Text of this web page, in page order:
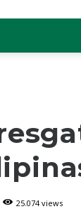
25.074 views